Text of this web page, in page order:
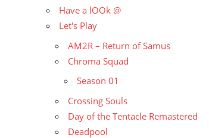
Have a lOOk @
Let's Play
AM2R – Return of Samus
Chroma Squad
Season 01
Crossing Souls
Day of the Tentacle Remastered
Deadpool